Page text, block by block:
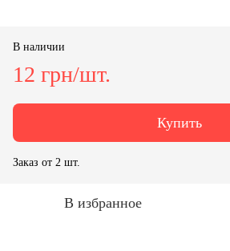
В наличии
12 грн/шт.
Купить
Заказ от 2 шт.
В избранное